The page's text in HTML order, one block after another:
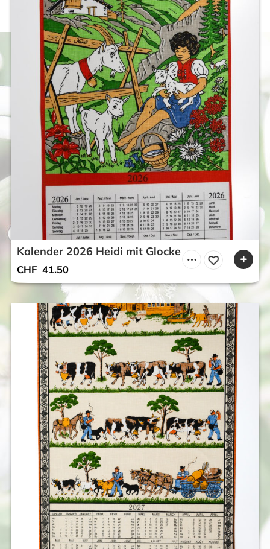
Kalender 2026 Heidi mit Glocke
CHF 41.50